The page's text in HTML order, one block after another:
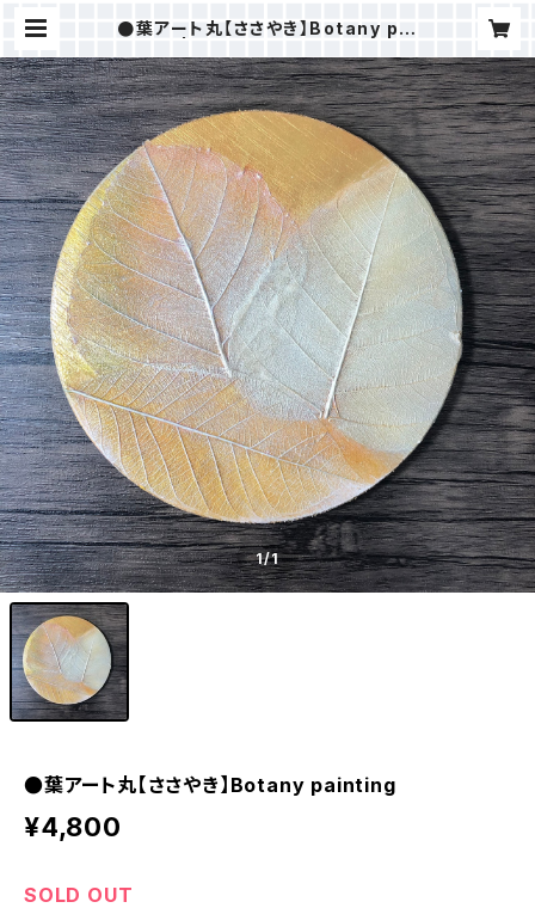
●葉アート丸【ささやき】Botany pai
AHOKUSHOP）
1/1
●葉アート丸【ささやき】Botany painting
¥4,800
SOLD OUT